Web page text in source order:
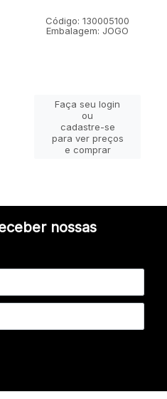
Código: 130005100
Embalagem: JOGO
Faça seu login
ou
cadastre-se
para ver preços
e comprar
nossas